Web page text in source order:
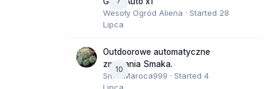
Wesoły Ogród Aliena · Started 28
Lipca
10
Outdoorowe automatyczne
zmagania Smaka.
SmakMaroca999 · Started 4
Lipca